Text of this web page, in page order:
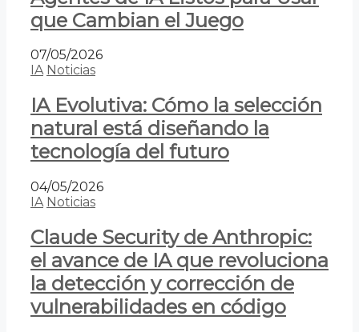
que Cambian el Juego
07/05/2026
IA Noticias
IA Evolutiva: Cómo la selección
natural está diseñando la
tecnología del futuro
04/05/2026
IA Noticias
Claude Security de Anthropic:
el avance de IA que revoluciona
la detección y corrección de
vulnerabilidades en código